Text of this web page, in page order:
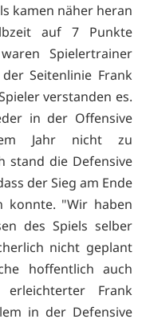
kamen näher heran
auf 7 Punkte
Spielertrainer
Seitenlinie Frank
verstanden es.
in der Offensive
Jahr nicht zu
stand die Defensive
der Sieg am Ende
konnte. "Wir haben
des Spiels selber
nicht geplant
hoffentlich auch
Frank
in der Defensive